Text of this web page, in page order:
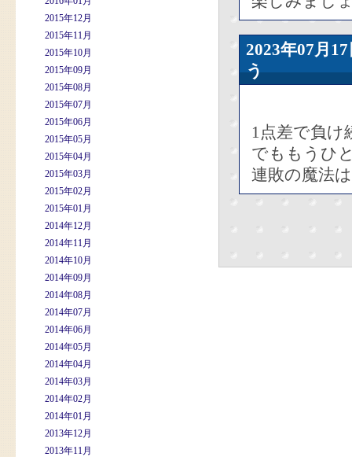
2015年12月
2015年11月
2015年10月
2015年09月
2015年08月
2015年07月
2015年06月
2015年05月
2015年04月
2015年03月
2015年02月
2015年01月
2014年12月
2014年11月
2014年10月
2014年09月
2014年08月
2014年07月
2014年06月
2014年05月
2014年04月
2014年03月
2014年02月
2014年01月
2013年12月
2013年11月
2023年07
う
1点差で負け
でももうひ
連敗の魔法